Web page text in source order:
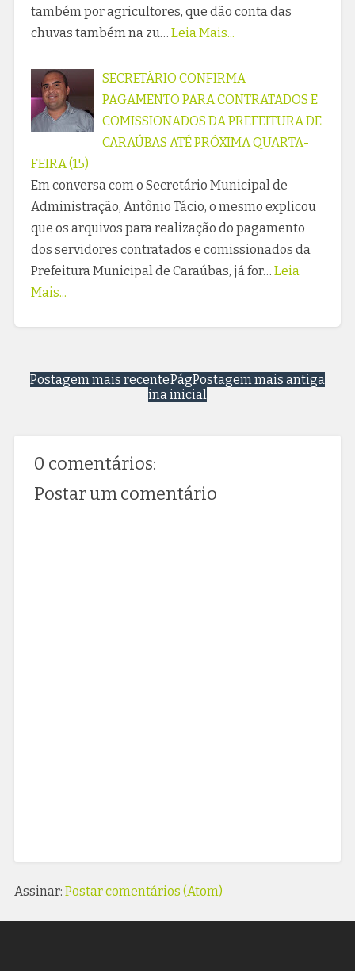
também por agricultores, que dão conta das
chuvas também na zu… Leia Mais...
SECRETÁRIO CONFIRMA
PAGAMENTO PARA CONTRATADOS E
COMISSIONADOS DA PREFEITURA DE
CARAÚBAS ATÉ PRÓXIMA QUARTA-
FEIRA (15)
Em conversa com o Secretário Municipal de
Administração, Antônio Tácio, o mesmo explicou
que os arquivos para realização do pagamento
dos servidores contratados e comissionados da
Prefeitura Municipal de Caraúbas, já for… Leia
Mais...
Postagem mais recente Postagem mais antiga
Pág
ina inicial
0 comentários:
Postar um comentário
Assinar: Postar comentários (Atom)